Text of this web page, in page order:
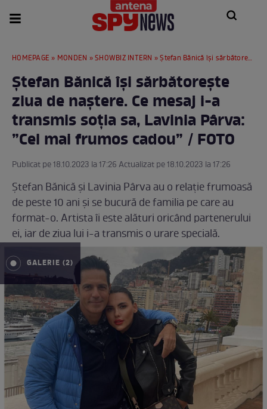
HOMEPAGE » MONDEN »SHOWBIZ INTERN » Ștefan Bănică își sărbătorește ziua de naștere. Ce mesaj i-a transmis soția sa, Lavinia Pârva: ”Cel mai frumos cadou” / FOTO
Ștefan Bănică își sărbătorește
ziua de naștere. Ce mesaj i-a
transmis soția sa, Lavinia Pârva:
”Cel mai frumos cadou” / FOTO
Publicat pe 18.10.2023 la 17:26 Actualizat pe 18.10.2023 la 17:26
Ștefan Bănică și Lavinia Pârva au o relație frumoasă
de peste 10 ani și se bucură de familia pe care au
format-o. Artista îi este alături oricând partenerului
ei, iar de ziua lui i-a transmis o urare specială.
GALERIE (2)